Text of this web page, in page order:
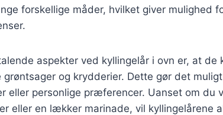
forskellige måder, hvilket giver mulighed
aspekter ved kyllingelår i ovn er, at de
og krydderier. Dette gør det
eller personlige præferencer. Uanset om du
eller en lækker marinade, vil kyllingelårene